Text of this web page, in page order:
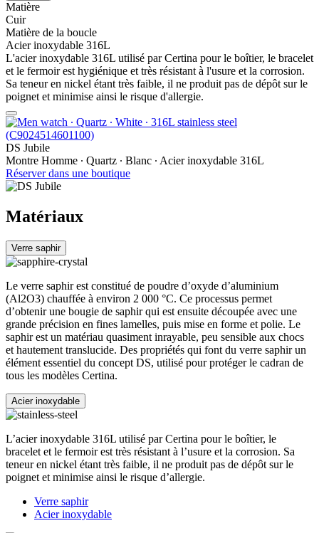
Matière
Cuir
Matière de la boucle
Acier inoxydable 316L
L'acier inoxydable 316L utilisé par Certina pour le boîtier, le bracelet
et le fermoir est hygiénique et très résistant à l'usure et la corrosion.
Sa teneur en nickel étant très faible, il ne produit pas de dépôt sur le
poignet et minimise ainsi le risque d'allergie.
DS Jubile
Montre Homme ∙ Quartz ∙ Blanc ∙ Acier inoxydable 316L
Réserver dans une boutique
Matériaux
Verre saphir
Le verre saphir est constitué de poudre d’oxyde d’aluminium
(Al2O3) chauffée à environ 2 000 °C. Ce processus permet
d’obtenir une bougie de saphir qui est ensuite découpée avec une
grande précision en fines lamelles, puis mise en forme et polie. Le
saphir est un matériau quasiment inrayable, peu sensible aux chocs
et hautement translucide. Des propriétés qui font du verre saphir un
élément essentiel du concept DS, utilisé pour protéger le cadran de
tous les modèles Certina.
Acier inoxydable
L’acier inoxydable 316L utilisé par Certina pour le boîtier, le
bracelet et le fermoir est très résistant à l’usure et la corrosion. Sa
teneur en nickel étant très faible, il ne produit pas de dépôt sur le
poignet et minimise ainsi le risque d’allergie.
Verre saphir
Acier inoxydable